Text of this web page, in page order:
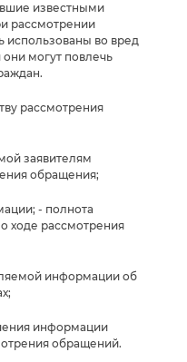
известными
рассмотрении
использованы во вред
могут повлечь
рассмотрения
заявителям
обращения;
- полнота
ходе рассмотрения
информации об
информации
обращений.